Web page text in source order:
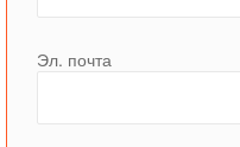
Эл. почта